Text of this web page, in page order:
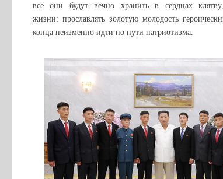
все они будут вечно хранить в сердцах
жизни: прославлять золотую молодость
конца неизменно идти по пути патриотизма.